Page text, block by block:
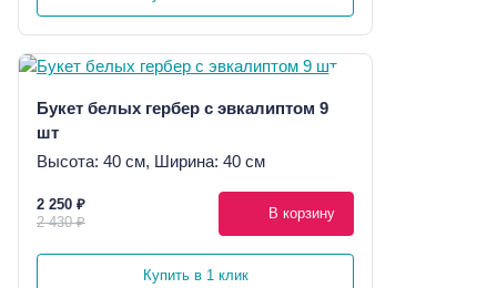
Букет белых гербер с эвкалиптом 9
шт
Высота: 40 см, Ширина: 40 см
2 250 ₽
2 430 ₽
В корзину
Купить в 1 клик